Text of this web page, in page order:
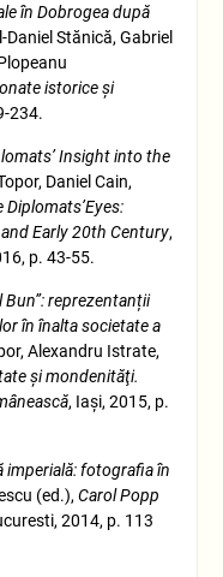
în Dobrogea după
Daniel Stănică, Gabriel
istorice și
234.
Insight into the
Daniel Cain,
Early 20th Century,
p. 43-55.
Bun”: reprezentanții
în înalta societate a
Alexandru Istrate,
şi mondenităţi.
, Iaşi, 2015, p.
imperială: fotografia în
(ed.), Carol Popp
2014, p. 113